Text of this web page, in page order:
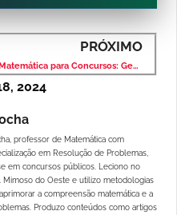
PRÓXIMO
Matemática para Concursos: Geometria Plana – Banca VUNESP – Nível Médio
2024
professor de Matemática com
em Resolução de Problemas,
em concursos públicos. Leciono no
Mimoso do Oeste e utilizo metodologias
a compreensão matemática e a
Produzo conteúdos como artigos